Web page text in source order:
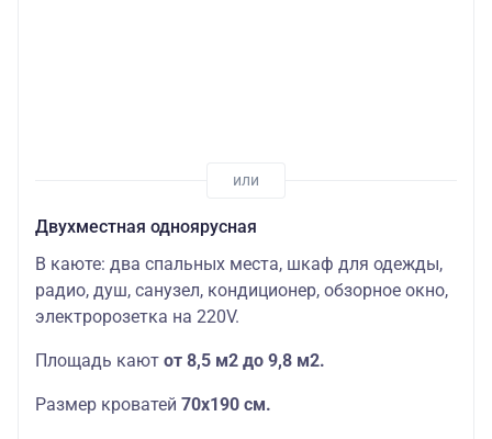
Двухместная одноярусная
В каюте: два спальных места, шкаф для одежды,
радио, душ, санузел, кондиционер, обзорное окно,
электророзетка на 220V.
Площадь кают от 8,5 м2 до 9,8 м2.
Размер кроватей 70х190 см.